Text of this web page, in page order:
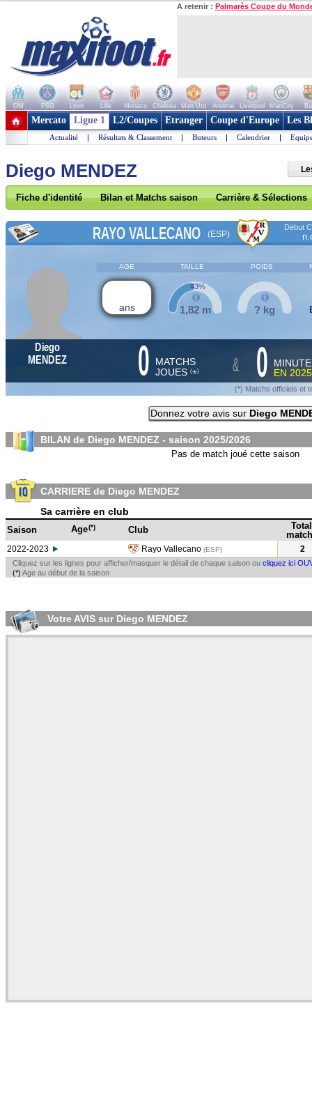
A retenir : Palmarès Coupe du
OM PSG Lyon Lille Monaco Chelsea Man Utd Arsenal Liverpool ManCity
+ de clubs
Mercato Ligue 1 L2/Coupes Etranger Coupe d'Europe Les
Actualité | Résultats & Classement | Buteurs | Calendrier |
Diego MENDEZ
Fiche d'identité Bilan et Matchs saison Carrière & Sélections
RAYO VALLECANO (ESP)
Début
AGE TAILLE POIDS
ans 1,82 m
43%
? kg
Diego
MENDEZ
0 MATCHS
JOUES (*) & 0
EN
(*) Matchs officiels et
Donnez votre avis sur Diego
BILAN de Diego MENDEZ - saison 2025/2026
Pas de match joué cette saison
CARRIERE de Diego MENDEZ
Sa carrière en club
Saison Age(*) Club
Total
2022-2023 Rayo Vallecano (ESP) 2
Cliquez sur les lignes pour afficher/masquer le détail de chaque saison ou cliquez ici
(*) Age au début de la saison
Votre AVIS sur Diego MENDEZ